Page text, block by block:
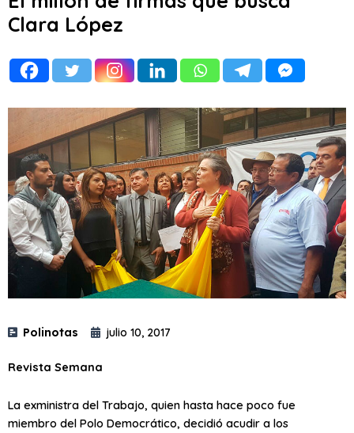
Clara López
Polinotas julio 10, 2017
Revista Semana
La exministra del Trabajo, quien hasta hace poco fue
miembro del Polo Democrático, decidió acudir a los